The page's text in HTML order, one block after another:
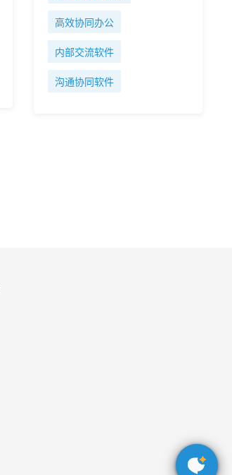
高效协同办公
内部交流软件
沟通协同软件